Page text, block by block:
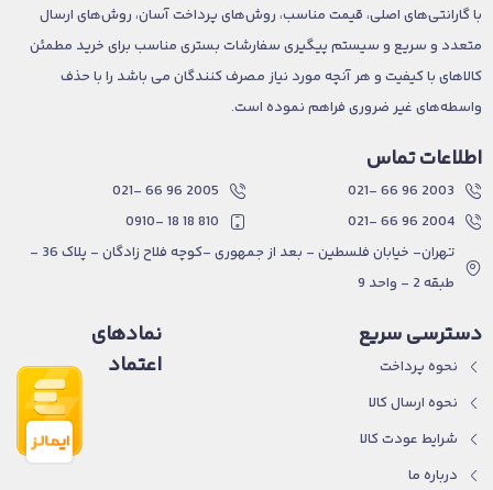
با گارانتی‌های اصلی، قیمت مناسب، روش‌های پرداخت آسان، روش‌های ارسال
متعدد و سریع و سیستم پیگیری سفارشات بستری مناسب برای خرید مطمئن
کالاهای با کیفیت و هر آنچه مورد نیاز مصرف کنندگان می باشد را با حذف
واسطه‌های غیر ضروری فراهم نموده است.
اطلاعات تماس
2003 96 66 -021
2004 96 66 -021
2005 96 66 -021
810 18 18 -0910
تهران- خیابان فلسطین - بعد از جمهوری -کوچه فلاح زادگان - پلاک 36 -
طبقه 2 - واحد 9
دسترسی سریع
نحوه پرداخت
نحوه ارسال کالا
شرایط عودت کالا
درباره ما
نمادهای
اعتماد